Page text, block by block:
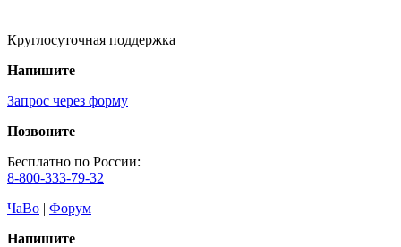
Круглосуточная поддержка
Напишите
Запрос через форму
Позвоните
Бесплатно по России:
8-800-333-79-32
ЧаВо | Форум
Напишите